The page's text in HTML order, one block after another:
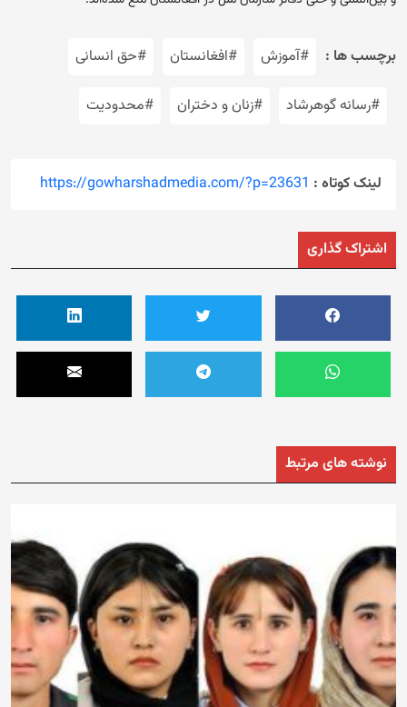
برچسب ها : #آموزش #افغانستان #حق انسانی
#رسانه گوهرشاد #زنان و دختران #محدودیت
لینک کوتاه : https://gowharshadmedia.com/?p=23631
اشتراک گذاری
نوشته های مرتبط